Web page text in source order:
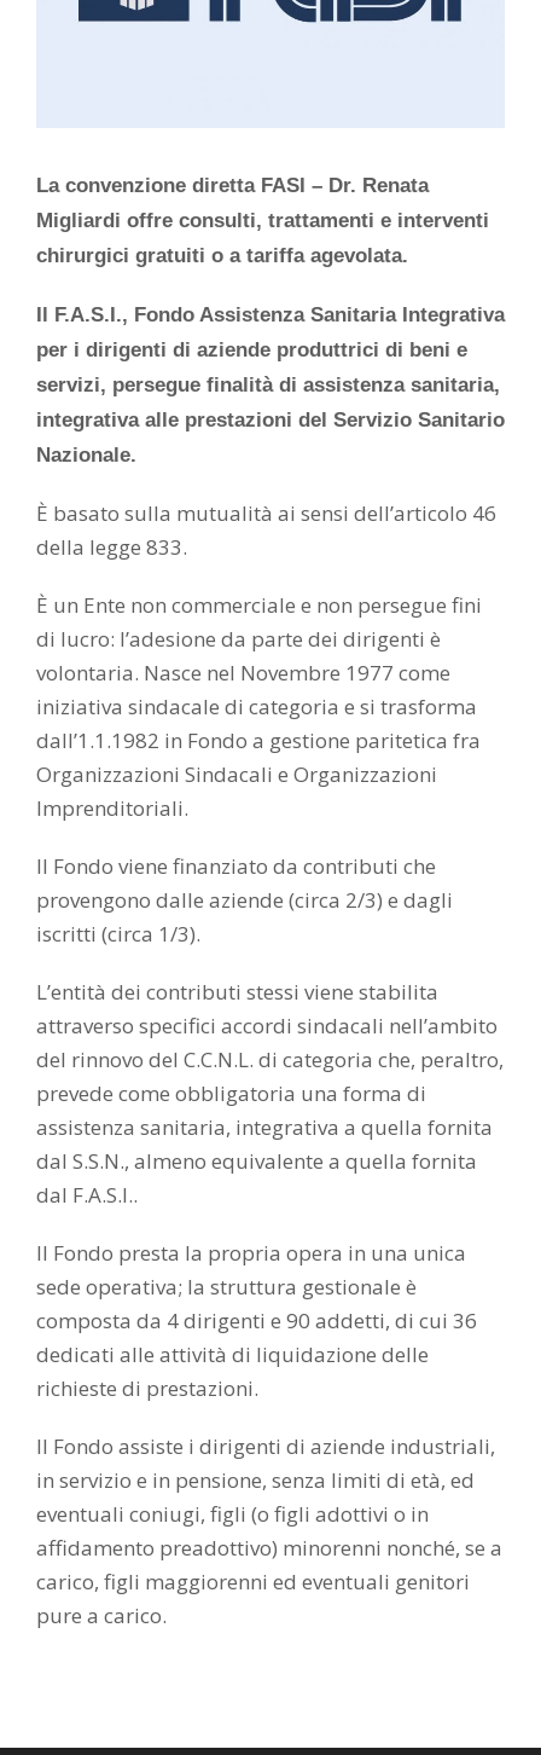
La convenzione diretta FASI – Dr. Renata
Migliardi offre consulti, trattamenti e interventi
chirurgici gratuiti o a tariffa agevolata.
Il F.A.S.I., Fondo Assistenza Sanitaria Integrativa
per i dirigenti di aziende produttrici di beni e
servizi, persegue finalità di assistenza sanitaria,
integrativa alle prestazioni del Servizio Sanitario
Nazionale.
È basato sulla mutualità ai sensi dell’articolo 46
della legge 833.
È un Ente non commerciale e non persegue fini
di lucro: l’adesione da parte dei dirigenti è
volontaria. Nasce nel Novembre 1977 come
iniziativa sindacale di categoria e si trasforma
dall’1.1.1982 in Fondo a gestione paritetica fra
Organizzazioni Sindacali e Organizzazioni
Imprenditoriali.
Il Fondo viene finanziato da contributi che
provengono dalle aziende (circa 2/3) e dagli
iscritti (circa 1/3).
L’entità dei contributi stessi viene stabilita
attraverso specifici accordi sindacali nell’ambito
del rinnovo del C.C.N.L. di categoria che, peraltro,
prevede come obbligatoria una forma di
assistenza sanitaria, integrativa a quella fornita
dal S.S.N., almeno equivalente a quella fornita
dal F.A.S.I..
Il Fondo presta la propria opera in una unica
sede operativa; la struttura gestionale è
composta da 4 dirigenti e 90 addetti, di cui 36
dedicati alle attività di liquidazione delle
richieste di prestazioni.
Il Fondo assiste i dirigenti di aziende industriali,
in servizio e in pensione, senza limiti di età, ed
eventuali coniugi, figli (o figli adottivi o in
affidamento preadottivo) minorenni nonché, se a
carico, figli maggiorenni ed eventuali genitori
pure a carico.